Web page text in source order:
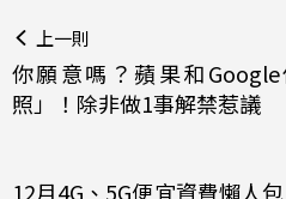
上一則
你願意嗎？蘋果和
照」！除非做1事解禁惹議
12月4G、5G便宜資費懶人